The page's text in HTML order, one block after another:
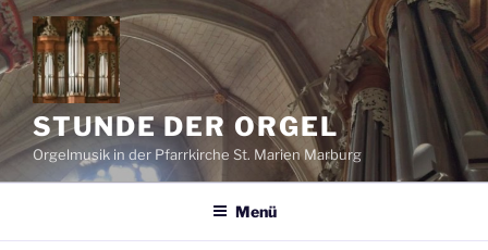
Zum
Inhalt
springen
STUNDE DER ORGEL
Orgelmusik in der Pfarrkirche St. Marien Marburg
Menü